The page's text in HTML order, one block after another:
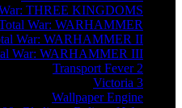
THREE KINGDOMS
War: WARHAMMER
War: WARHAMMER II
War: WARHAMMER III
Transport Fever 2
Victoria 3
Wallpaper Engine